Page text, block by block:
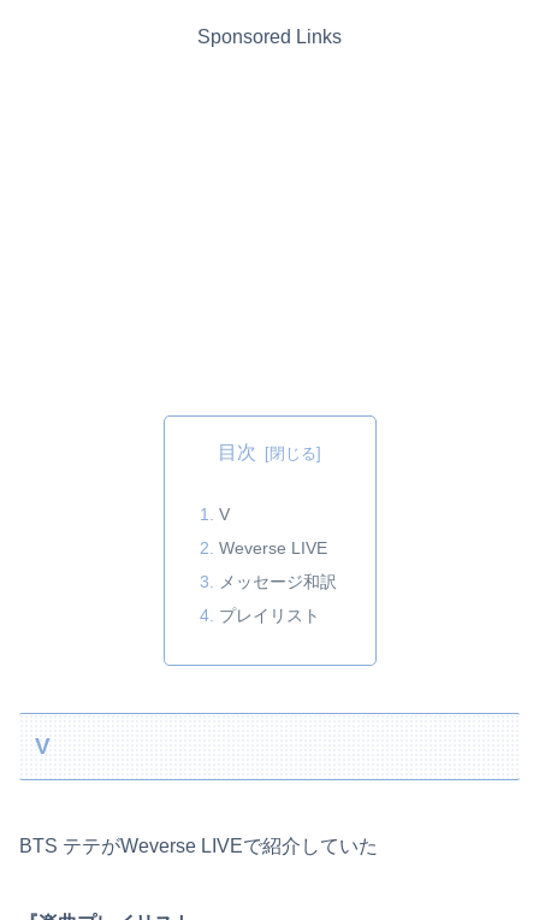
Sponsored Links
目次
V
Weverse LIVE
メッセージ和訳
プレイリスト
V
BTS テテがWeverse LIVEで紹介していた